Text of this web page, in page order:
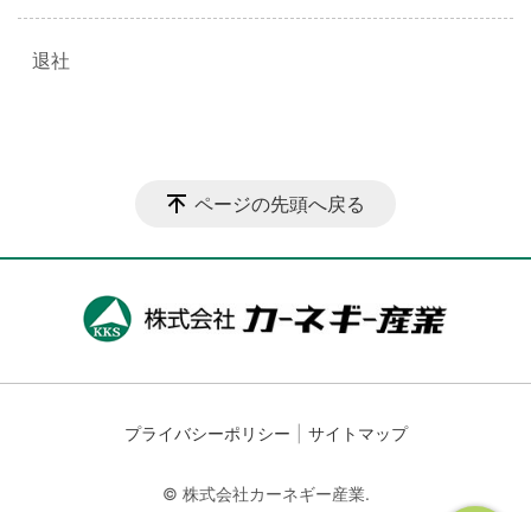
退社
ページの先頭へ戻る
プライバシーポリシー サイトマップ
© 株式会社カーネギー産業.